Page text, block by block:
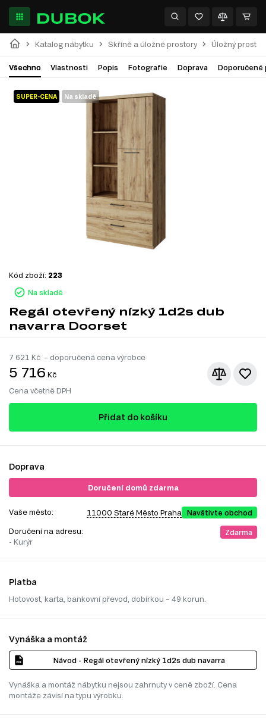
Katalog nábytku Skříně a úložné prostory Úložný prostor
Všechno Vlastnosti Popis Fotografie Doprava Doporučené
SUPER-CENA Na skladě
Na skladě
Kód zboží: 223
Regál otevřený nízký 1d2s dub
navarra Doorset
7 621 Kč – doporučená cena výrobce
5 716 Kč
Cena včetně DPH
Přidat do košíku
Doprava
Doručení domů zdarma
Vaše město: 11000 Staré Město Praha Navštivte obchod
Doručení na adresu:
- Kurýr
Zdarma
Platba
Hotovost, karta, bankovní převod, dobírkou – 49 korun.
Vynáška a montáž
Návod - Regál otevřený nízký 1d2s dub navarra
Vynáška a montáž nábytku nejsou zahrnuty v ceně zboží. Cena
montáže závisí na typu výrobku.